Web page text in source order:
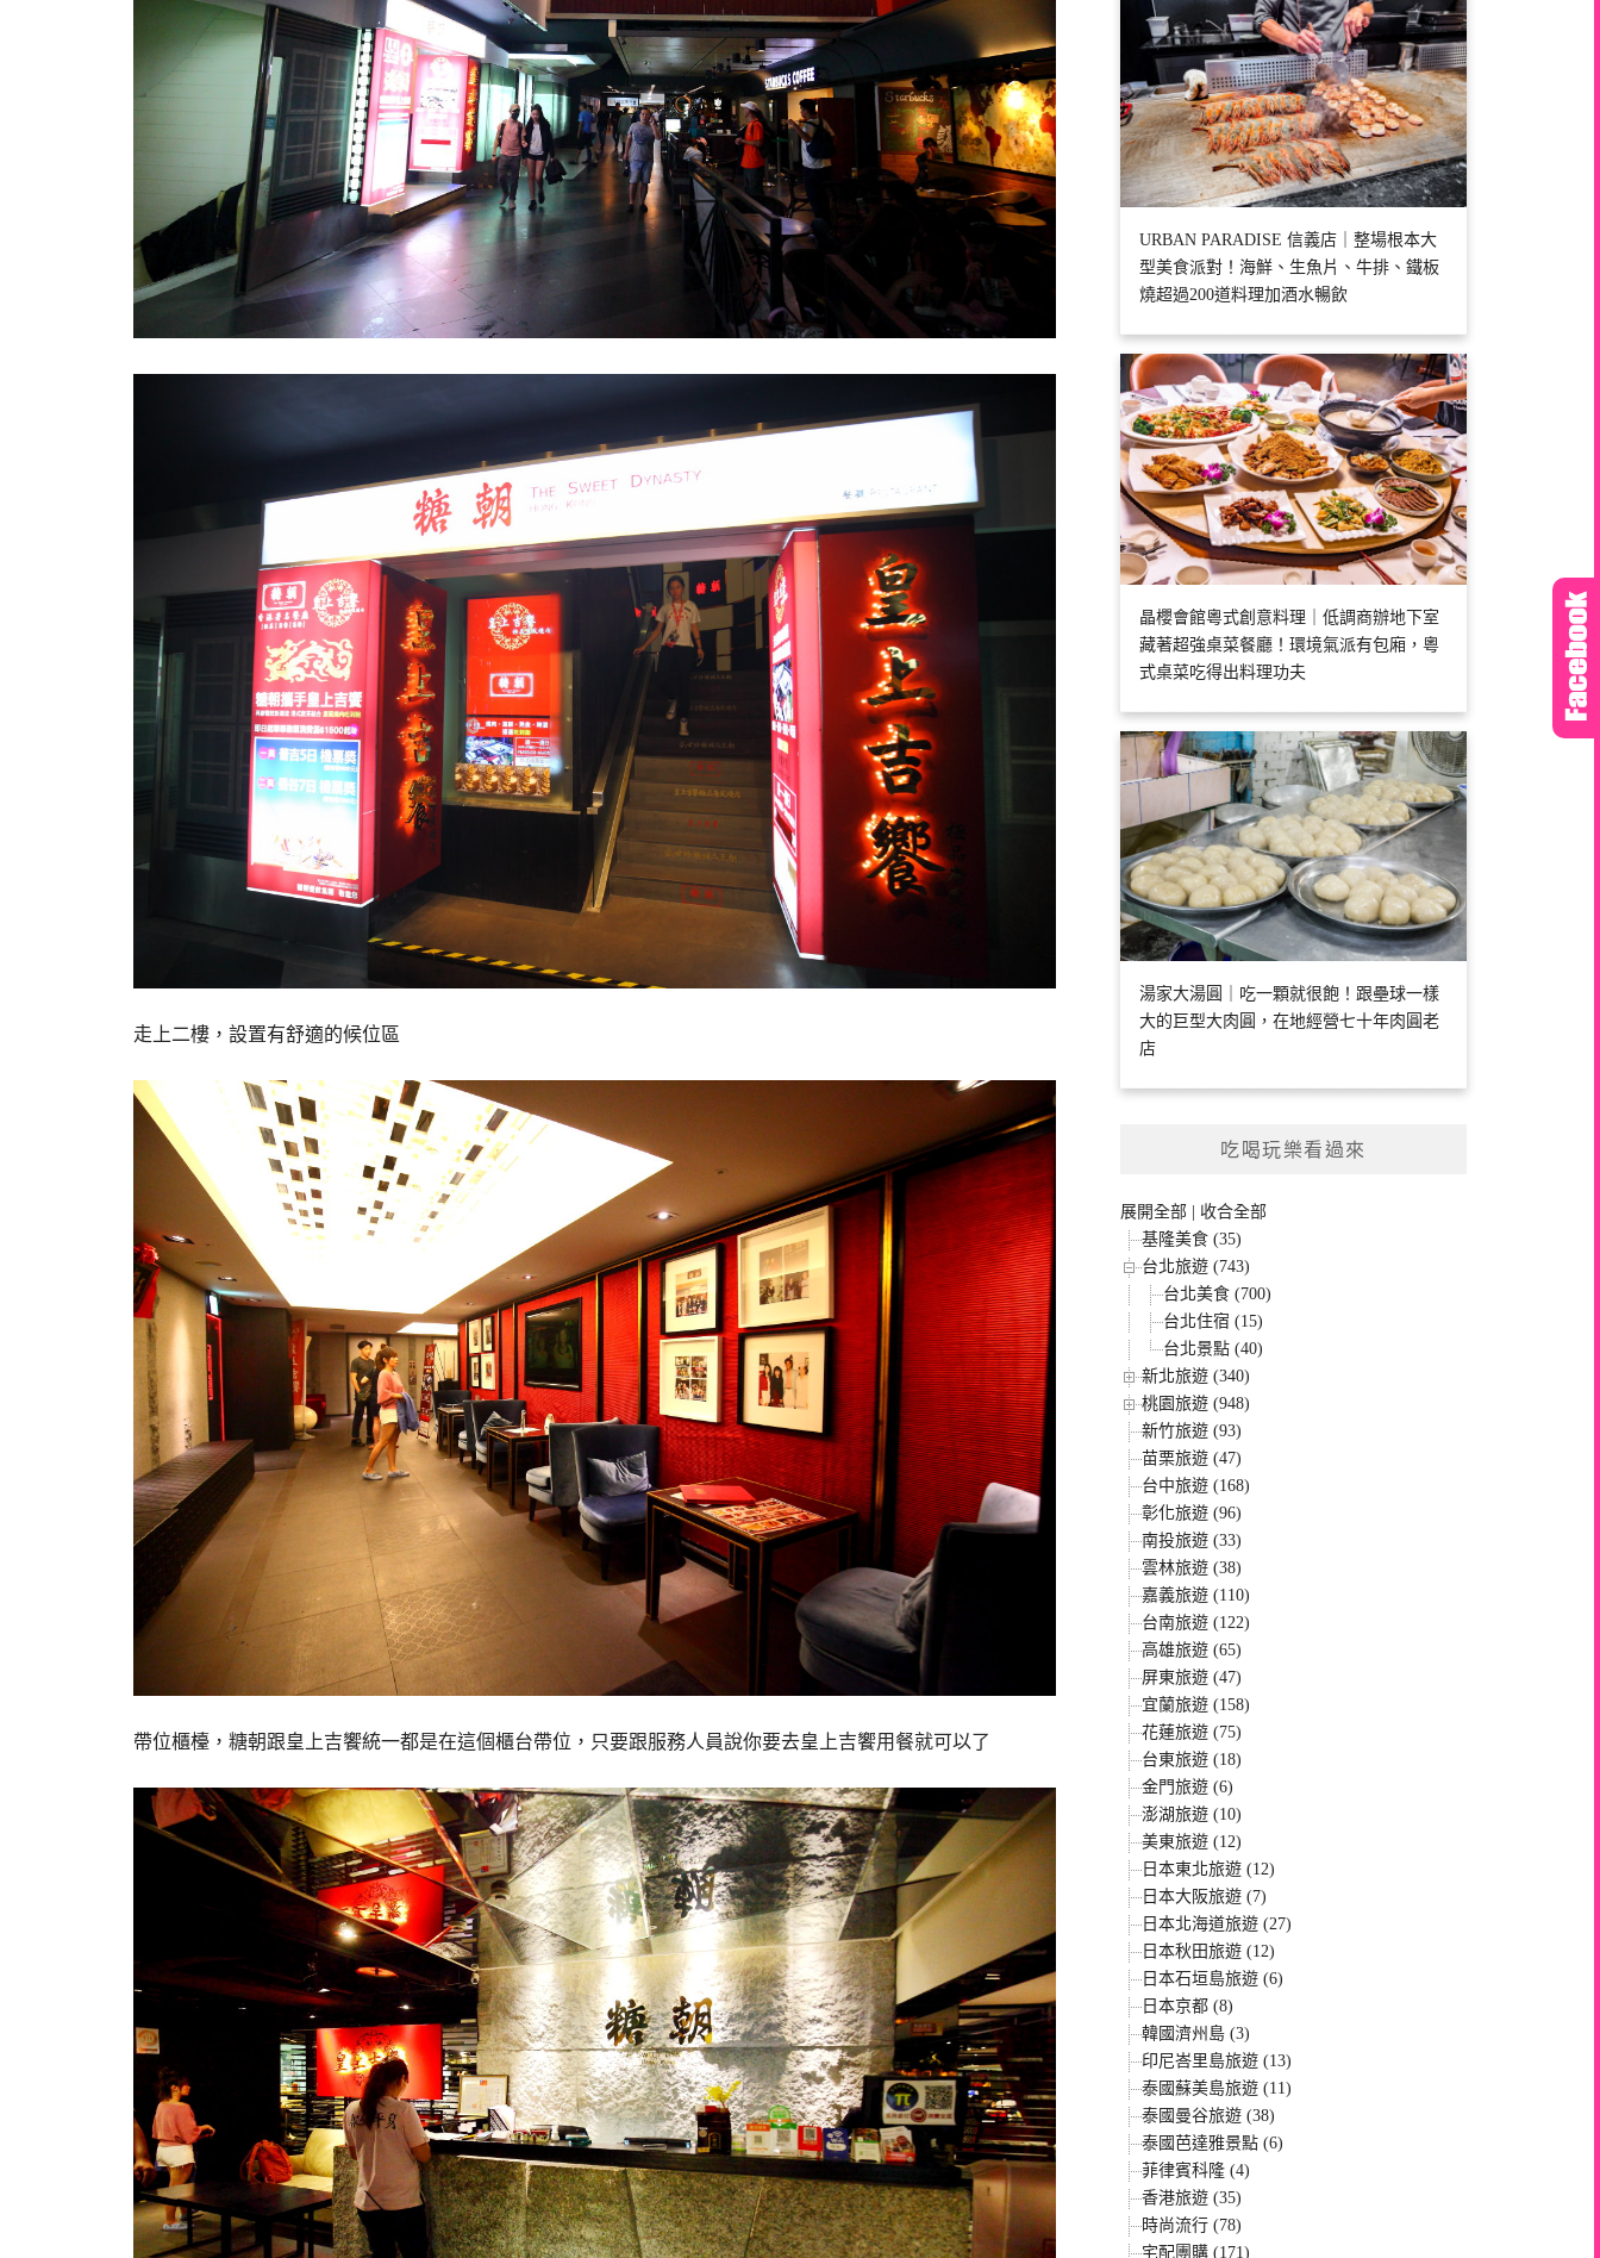
走上二樓，設置有舒適的候位區
帶位櫃檯，糖朝跟皇上吉饗統一都是在這個櫃台帶位，只要跟服務人員說你要去皇上吉饗用餐就可以了
URBAN PARADISE 信義店｜整場根本大
型美食派對！海鮮、生魚片、牛排、鐵板
燒超過200道料理加酒水暢飲
晶櫻會館粵式創意料理｜低調商辦地下室
藏著超強桌菜餐廳！環境氣派有包廂，粵
式桌菜吃得出料理功夫
湯家大湯圓｜吃一顆就很飽！跟壘球一樣
大的巨型大肉圓，在地經營七十年肉圓老
店
吃喝玩樂看過來
展開全部
收合全部
基隆美食 (35)
台北旅遊 (743)
台北美食 (700)
台北住宿 (15)
台北景點 (40)
新北旅遊 (340)
桃園旅遊 (948)
新竹旅遊 (93)
苗栗旅遊 (47)
台中旅遊 (168)
彰化旅遊 (96)
南投旅遊 (33)
雲林旅遊 (38)
嘉義旅遊 (110)
台南旅遊 (122)
高雄旅遊 (65)
屏東旅遊 (47)
宜蘭旅遊 (158)
花蓮旅遊 (75)
台東旅遊 (18)
金門旅遊 (6)
澎湖旅遊 (10)
美東旅遊 (12)
日本東北旅遊 (12)
日本大阪旅遊 (7)
日本北海道旅遊 (27)
日本秋田旅遊 (12)
日本石垣島旅遊 (6)
日本京都 (8)
韓國濟州島 (3)
印尼峇里島旅遊 (13)
泰國蘇美島旅遊 (11)
泰國曼谷旅遊 (38)
泰國芭達雅景點 (6)
菲律賓科隆 (4)
香港旅遊 (35)
時尚流行 (78)
宅配團購 (171)